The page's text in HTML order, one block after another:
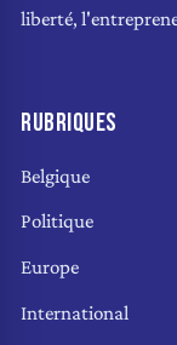
liberté,
RUBRIQUES
Belgique
Politique
Europe
International